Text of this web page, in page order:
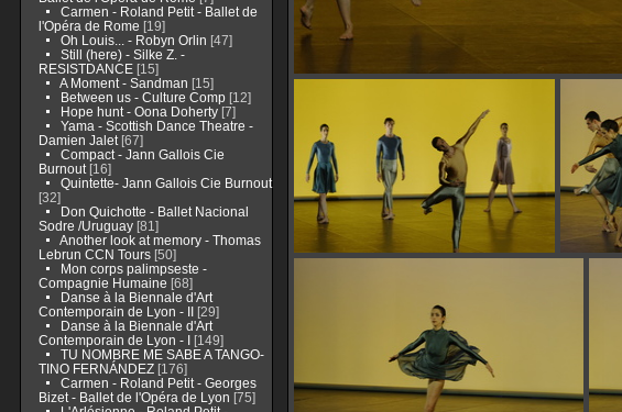
Carmen - Roland Petit - Ballet de
l'Opéra de Rome [19]
Oh Louis... - Robyn Orlin [47]
Still (here) - Silke Z. -
RESISTDANCE [15]
A Moment - Sandman [15]
Between us - Culture Comp [12]
Hope hunt - Oona Doherty [7]
Yama - Scottish Dance Theatre -
Damien Jalet[67]
Compact - Jann Gallois Cie
Burnout[16]
Quintette- Jann Gallois Cie Burnout
[32]
Don Quichotte - Ballet Nacional
Sodre /Uruguay[81]
Another look at memory - Thomas
Lebrun CCN Tours[50]
Mon corps palimpseste -
Compagnie Humaine [68]
Danse à la Biennale d'Art
Contemporain de Lyon - II[29]
Danse à la Biennale d'Art
Contemporain de Lyon - I[149]
TU NOMBRE ME SABE A TANGO-
TINO FERNÁNDEZ[176]
Carmen - Roland Petit - Georges
Bizet - Ballet de l'Opéra de Lyon [75]